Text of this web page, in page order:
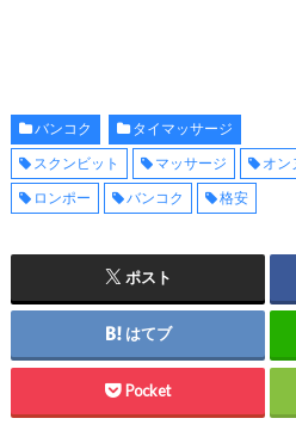
バンコク
タイマッサージ
スクンビット
マッサージ オン
ロンポー
バンコク 格安
ポスト
はてブ
Pocket